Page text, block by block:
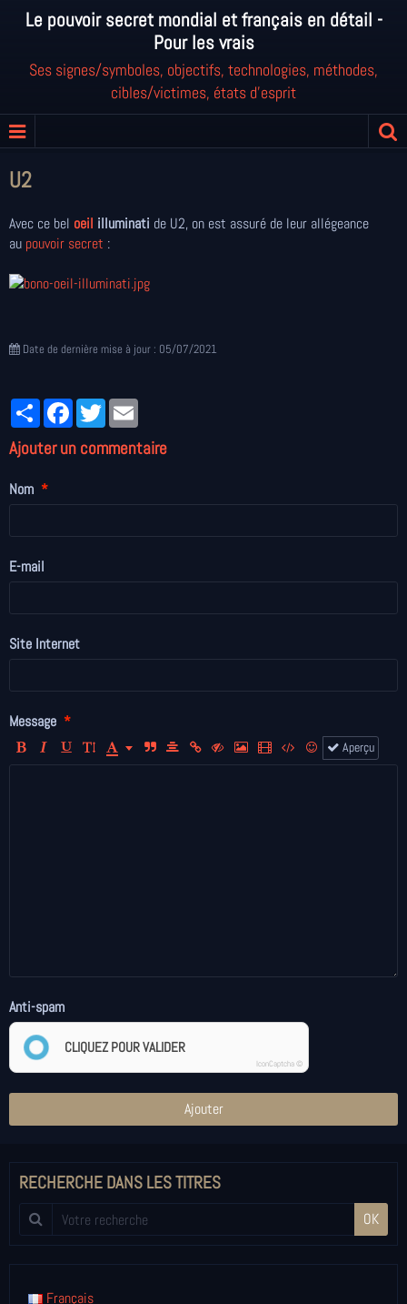
Le pouvoir secret mondial et français en détail -
Pour les vrais
Ses signes/symboles, objectifs, technologies, méthodes,
cibles/victimes, états d'esprit
U2
Avec ce bel oeil illuminati de U2, on est assuré de leur allégeance
au pouvoir secret :
Date de dernière mise à jour : 05/07/2021
PartagerFacebookTwitter
Ajouter un commentaire
Nom
E-mail
Site Internet
Message
Aperçu
Anti-spam
CLIQUEZ POUR VALIDER
IconCaptcha ©
Ajouter
RECHERCHE DANS LES TITRES
OK
Français